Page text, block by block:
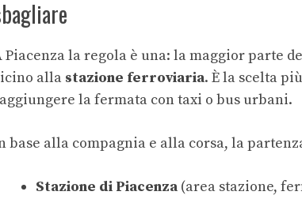
Piacenza la regola è una: la maggior parte
alla stazione ferroviaria. È la scelta
la fermata con taxi o bus urbani.
base alla compagnia e alla corsa, la
Stazione di Piacenza (area stazione,